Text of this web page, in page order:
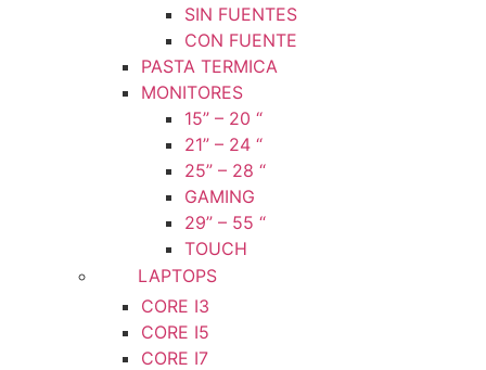
SIN FUENTES
CON FUENTE
PASTA TERMICA
MONITORES
15” – 20 “
21” – 24 “
25” – 28 “
GAMING
29” – 55 “
TOUCH
LAPTOPS
CORE I3
CORE I5
CORE I7